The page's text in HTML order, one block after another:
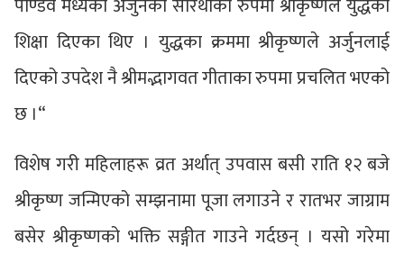
पाण्डव मध्येका अर्जुनको सारथीका रुपमा श्रीकृष्णले युद्धको
शिक्षा दिएका थिए । युद्धका क्रममा श्रीकृष्णले अर्जुनलाई
दिएको उपदेश नै श्रीमद्भागवत गीताका रुपमा प्रचलित भएको
छ ।“
विशेष गरी महिलाहरू व्रत अर्थात् उपवास बसी राति १२ बजे
श्रीकृष्ण जन्मिएको सम्झनामा पूजा लगाउने र रातभर जाग्राम
बसेर श्रीकृष्णको भक्ति सङ्गीत गाउने गर्दछन् । यसो गरेमा